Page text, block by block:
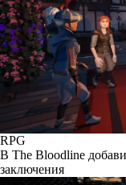
RPG
В The Bloodline
заключения